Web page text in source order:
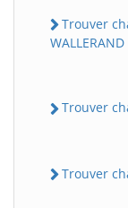
Trouver
WALLERAND
Trouver
Trouver